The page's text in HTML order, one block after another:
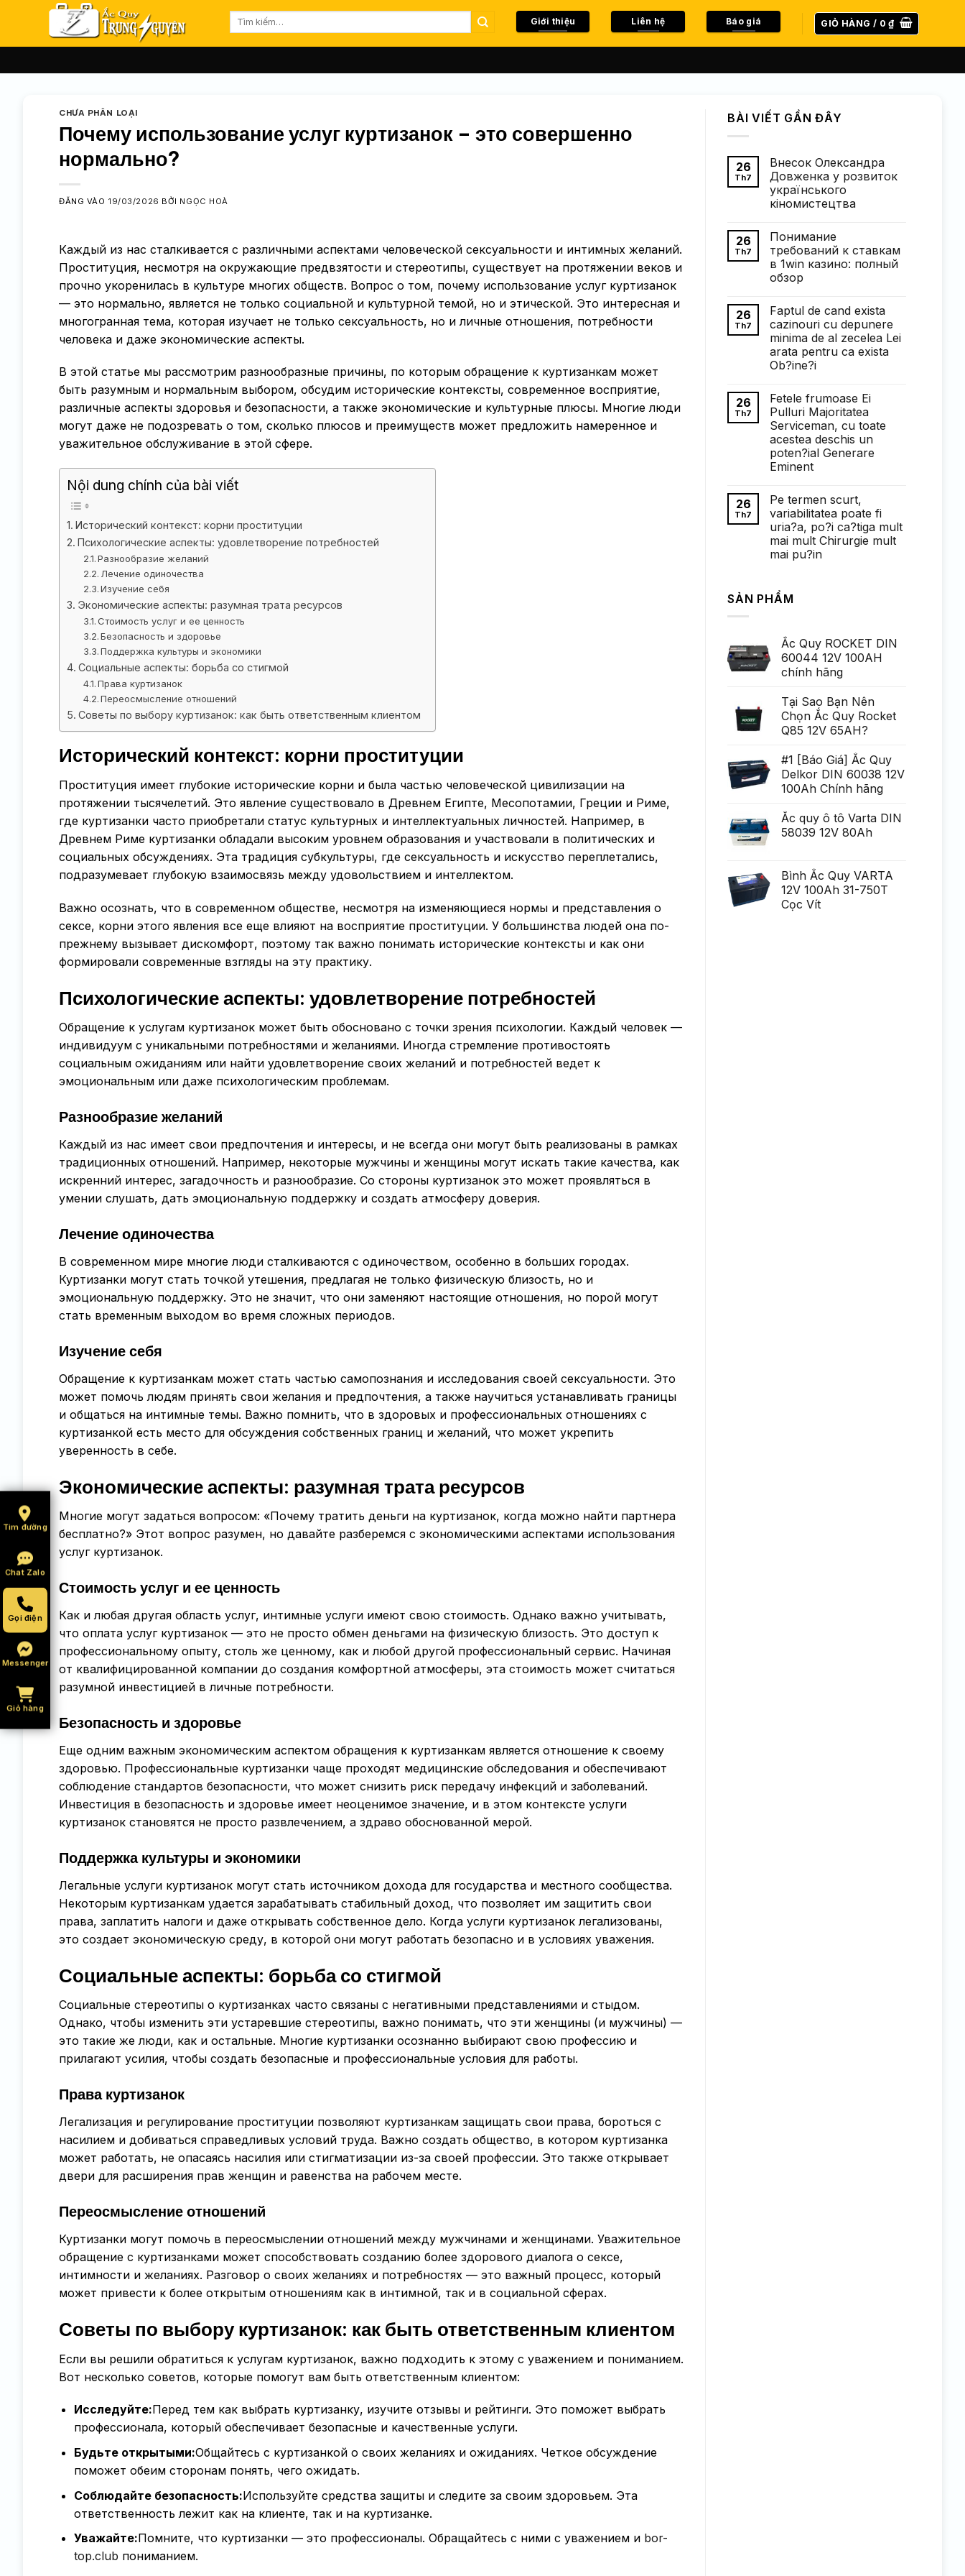
nội
Tìm
Giới thiệu Liên hệ Báo giá GIỎ HÀNG / 0₫
CHƯA PHÂN LOẠI
Почему использование услуг куртизанок – это совершенно
нормально?
ĐĂNG VÀO 19/03/2026 BỞI NGỌC HOÀ
Каждый из нас сталкивается с различными аспектами человеческой сексуальности и интимных желаний.
Проституция, несмотря на окружающие предвзятости и стереотипы, существует на протяжении веков и
прочно укоренилась в культуре многих обществ. Вопрос о том, почему использование услуг куртизанок
— это нормально, является не только социальной и культурной темой, но и этической. Это интересная и
многогранная тема, которая изучает не только сексуальность, но и личные отношения, потребности
человека и даже экономические аспекты.
В этой статье мы рассмотрим разнообразные причины, по которым обращение к куртизанкам может
быть разумным и нормальным выбором, обсудим исторические контексты, современное восприятие,
различные аспекты здоровья и безопасности, а также экономические и культурные плюсы. Многие люди
могут даже не подозревать о том, сколько плюсов и преимуществ может предложить намеренное и
уважительное обслуживание в этой сфере.
Nội dung chính của bài viết
Исторический контекст: корни проституции
Психологические аспекты: удовлетворение потребностей
Разнообразие желаний
Лечение одиночества
Изучение себя
Экономические аспекты: разумная трата ресурсов
Стоимость услуг и ее ценность
Безопасность и здоровье
Поддержка культуры и экономики
Социальные аспекты: борьба со стигмой
Права куртизанок
Переосмысление отношений
Советы по выбору куртизанок: как быть ответственным клиентом
Исторический контекст: корни проституции
Проституция имеет глубокие исторические корни и была частью человеческой цивилизации на
протяжении тысячелетий. Это явление существовало в Древнем Египте, Месопотамии, Греции и Риме,
где куртизанки часто приобретали статус культурных и интеллектуальных личностей. Например, в
Древнем Риме куртизанки обладали высоким уровнем образования и участвовали в политических и
социальных обсуждениях. Эта традиция субкультуры, где сексуальность и искусство переплетались,
подразумевает глубокую взаимосвязь между удовольствием и интеллектом.
Важно осознать, что в современном обществе, несмотря на изменяющиеся нормы и представления о
сексе, корни этого явления все еще влияют на восприятие проституции. У большинства людей она по-
прежнему вызывает дискомфорт, поэтому так важно понимать исторические контексты и как они
формировали современные взгляды на эту практику.
Психологические аспекты: удовлетворение потребностей
Обращение к услугам куртизанок может быть обосновано с точки зрения психологии. Каждый человек —
индивидуум с уникальными потребностями и желаниями. Иногда стремление противостоять
социальным ожиданиям или найти удовлетворение своих желаний и потребностей ведет к
эмоциональным или даже психологическим проблемам.
Разнообразие желаний
Каждый из нас имеет свои предпочтения и интересы, и не всегда они могут быть реализованы в рамках
традиционных отношений. Например, некоторые мужчины и женщины могут искать такие качества, как
искренний интерес, загадочность и разнообразие. Со стороны куртизанок это может проявляться в
умении слушать, дать эмоциональную поддержку и создать атмосферу доверия.
Лечение одиночества
В современном мире многие люди сталкиваются с одиночеством, особенно в больших городах.
Куртизанки могут стать точкой утешения, предлагая не только физическую близость, но и
эмоциональную поддержку. Это не значит, что они заменяют настоящие отношения, но порой могут
стать временным выходом во время сложных периодов.
Изучение себя
Обращение к куртизанкам может стать частью самопознания и исследования своей сексуальности. Это
может помочь людям принять свои желания и предпочтения, а также научиться устанавливать границы
и общаться на интимные темы. Важно помнить, что в здоровых и профессиональных отношениях с
куртизанкой есть место для обсуждения собственных границ и желаний, что может укрепить
уверенность в себе.
Экономические аспекты: разумная трата ресурсов
Многие могут задаться вопросом: «Почему тратить деньги на куртизанок, когда можно найти партнера
бесплатно?» Этот вопрос разумен, но давайте разберемся с экономическими аспектами использования
услуг куртизанок.
Стоимость услуг и ее ценность
Как и любая другая область услуг, интимные услуги имеют свою стоимость. Однако важно учитывать,
что оплата услуг куртизанок — это не просто обмен деньгами на физическую близость. Это доступ к
профессиональному опыту, столь же ценному, как и любой другой профессиональный сервис. Начиная
от квалифицированной компании до создания комфортной атмосферы, эта стоимость может считаться
разумной инвестицией в личные потребности.
Безопасность и здоровье
Еще одним важным экономическим аспектом обращения к куртизанкам является отношение к своему
здоровью. Профессиональные куртизанки чаще проходят медицинские обследования и обеспечивают
соблюдение стандартов безопасности, что может снизить риск передачу инфекций и заболеваний.
Инвестиция в безопасность и здоровье имеет неоценимое значение, и в этом контексте услуги
куртизанок становятся не просто развлечением, а здраво обоснованной мерой.
Поддержка культуры и экономики
Легальные услуги куртизанок могут стать источником дохода для государства и местного сообщества.
Некоторым куртизанкам удается зарабатывать стабильный доход, что позволяет им защитить свои
права, заплатить налоги и даже открывать собственное дело. Когда услуги куртизанок легализованы,
это создает экономическую среду, в которой они могут работать безопасно и в условиях уважения.
Социальные аспекты: борьба со стигмой
Социальные стереотипы о куртизанках часто связаны с негативными представлениями и стыдом.
Однако, чтобы изменить эти устаревшие стереотипы, важно понимать, что эти женщины (и мужчины) —
это такие же люди, как и остальные. Многие куртизанки осознанно выбирают свою профессию и
прилагают усилия, чтобы создать безопасные и профессиональные условия для работы.
Права куртизанок
Легализация и регулирование проституции позволяют куртизанкам защищать свои права, бороться с
насилием и добиваться справедливых условий труда. Важно создать общество, в котором куртизанка
может работать, не опасаясь насилия или стигматизации из-за своей профессии. Это также открывает
двери для расширения прав женщин и равенства на рабочем месте.
Переосмысление отношений
Куртизанки могут помочь в переосмыслении отношений между мужчинами и женщинами. Уважительное
обращение с куртизанками может способствовать созданию более здорового диалога о сексе,
интимности и желаниях. Разговор о своих желаниях и потребностях — это важный процесс, который
может привести к более открытым отношениям как в интимной, так и в социальной сферах.
Советы по выбору куртизанок: как быть ответственным клиентом
Если вы решили обратиться к услугам куртизанок, важно подходить к этому с уважением и пониманием.
Вот несколько советов, которые помогут вам быть ответственным клиентом:
Исследуйте:Перед тем как выбрать куртизанку, изучите отзывы и рейтинги. Это поможет выбрать
профессионала, который обеспечивает безопасные и качественные услуги.
Будьте открытыми:Общайтесь с куртизанкой о своих желаниях и ожиданиях. Четкое обсуждение
поможет обеим сторонам понять, чего ожидать.
Соблюдайте безопасность:Используйте средства защиты и следите за своим здоровьем. Эта
ответственность лежит как на клиенте, так и на куртизанке.
Уважайте:Помните, что куртизанки — это профессионалы. Обращайтесь с ними с уважением и bor-
top.club пониманием.
BÀI VIẾT GẦN ĐÂY
26
Th7
Внесок Олександра
Довженка у розвиток
українського
кіномистецтва
bình
luận
ở
Внесок
Олександра
Довженка
українського
кіномистецтва
26
Th7
Понимание
требований к ставкам
в 1win казино: полный
обзор
bình
luận
ở
Понимание
требований
к
ставкам
казино:
полный
обзор
26
Th7
Faptul de cand exista
cazinouri cu depunere
minima de al zecelea Lei
arata pentru ca exista
Ob?ine?i
bình
luận
ở
Faptul
de
cand
exista
cazinouri
cu
de
al
zecelea
Lei
arata
pentru
ca
26
Th7
Fetele frumoase Ei
Pulluri Majoritatea
Serviceman, cu toate
acestea deschis un
poten?ial Generare
Eminent
bình
luận
ở
Fetele
frumoase
Ei
Pulluri
toate
acestea
Generare
Eminent
26
Th7
Pe termen scurt,
variabilitatea poate fi
uria?a, po?i ca?tiga mult
mai mult Chirurgie mult
mai pu?in
luận
ở
variabilitatea
poate
fi
uria?
tiga
mult
mai
Chirurgie
mult
mai
pu?
SẢN PHẨM
Ắc Quy ROCKET DIN
60044 12V 100AH
chính hãng
Tại Sao Bạn Nên
Chọn Ắc Quy Rocket
Q85 12V 65AH?
#1 [Báo Giá] Ắc Quy
Delkor DIN 60038 12V
100Ah Chính hãng
Ắc quy ô tô Varta DIN
58039 12V 80Ah
Bình Ắc Quy VARTA
12V 100Ah 31-750T
Cọc Vít
Tìm đường
Chat Zalo
Gọi điện
Messenger
Giỏ hàng